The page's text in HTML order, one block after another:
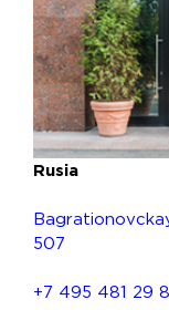
Rusia
507
+7 495 481 29